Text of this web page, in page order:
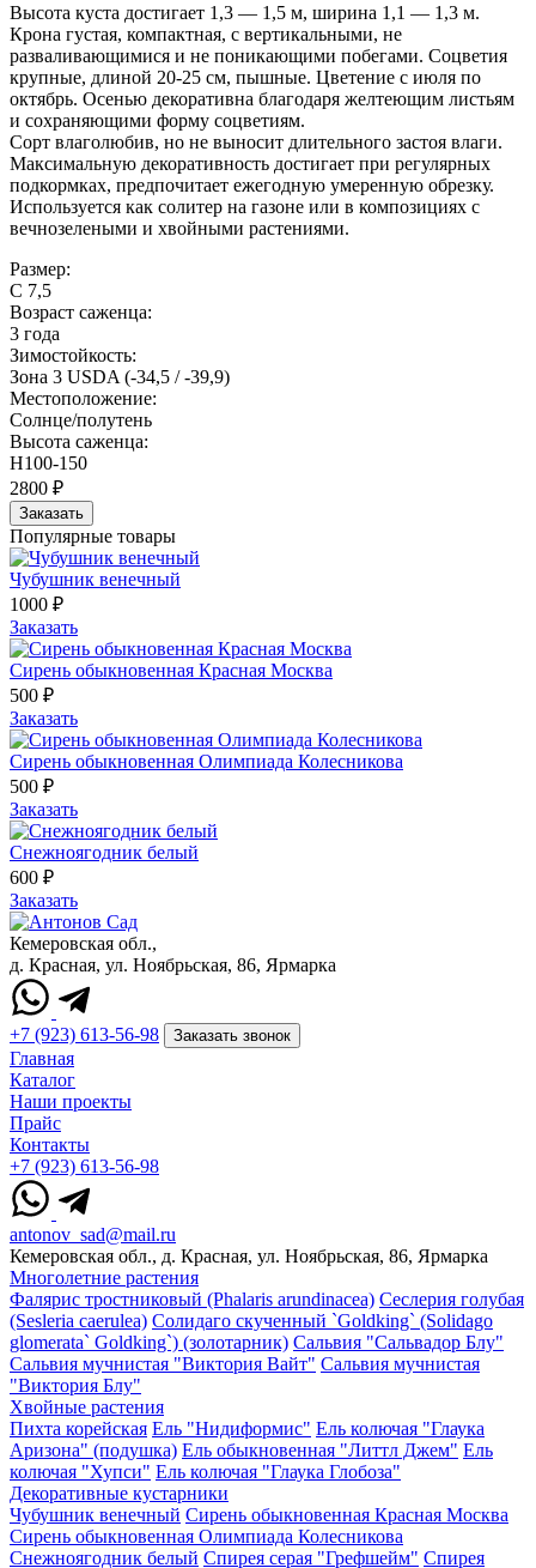
Высота куста достигает 1,3 — 1,5 м, ширина 1,1 — 1,3 м.
Крона густая, компактная, с вертикальными, не
разваливающимися и не поникающими побегами. Соцветия
крупные, длиной 20-25 см, пышные. Цветение с июля по
октябрь. Осенью декоративна благодаря желтеющим листьям
и сохраняющими форму соцветиям.
Сорт влаголюбив, но не выносит длительного застоя влаги.
Максимальную декоративность достигает при регулярных
подкормках, предпочитает ежегодную умеренную обрезку.
Используется как солитер на газоне или в композициях с
вечнозелеными и хвойными растениями.
Размер:
C 7,5
Возраст саженца:
3 года
Зимостойкость:
Зона 3 USDA (-34,5 / -39,9)
Местоположение:
Солнце/полутень
Высота саженца:
Н100-150
2800 ₽
Заказать
Популярные товары
Чубушник венечный
1000 ₽
Заказать
Сирень обыкновенная Красная Москва
500 ₽
Заказать
Сирень обыкновенная Олимпиада Колесникова
500 ₽
Заказать
Снежноягодник белый
600 ₽
Заказать
Кемеровская обл.,
д. Красная, ул. Ноябрьская, 86, Ярмарка
+7 (923) 613-56-98 Заказать звонок
Главная
Каталог
Наши проекты
Прайс
Контакты
+7 (923) 613-56-98
antonov_sad@mail.ru
Кемеровская обл., д. Красная, ул. Ноябрьская, 86, Ярмарка
Многолетние растения
Фалярис тростниковый (Phalaris arundinacea) Сеслерия голубая
(Sesleria caerulea) Солидаго скученный `Goldking` (Solidago
glomerata` Goldking`) (золотарник) Сальвия "Сальвадор Блу"
Сальвия мучнистая "Виктория Вайт" Сальвия мучнистая
"Виктория Блу"
Хвойные растения
Пихта корейская Ель "Нидиформис" Ель колючая "Глаука
Аризона" (подушка) Ель обыкновенная "Литтл Джем" Ель
колючая "Хупси" Ель колючая "Глаука Глобоза"
Декоративные кустарники
Чубушник венечный Сирень обыкновенная Красная Москва
Сирень обыкновенная Олимпиада Колесникова
Снежноягодник белый Спирея серая "Грефшейм" Спирея